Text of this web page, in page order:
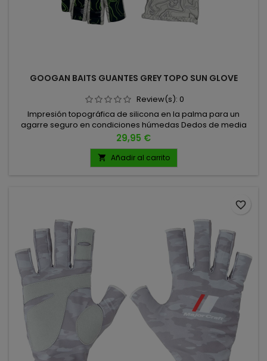
GOOGAN BAITS GUANTES GREY TOPO SUN GLOVE
Review(s): 0
Impresión topográfica de silicona en la palma para un
agarre seguro en condiciones húmedas Dedos de media
longitud para la destreza UPF 50+ y secado rápido
Precio
29,95 €
 Añadir al carrito
favorite_border